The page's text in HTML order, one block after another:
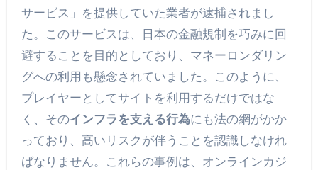
サービス」を提供していた業者が逮捕されまし
た。このサービスは、日本の金融規制を巧みに回
避することを目的としており、マネーロンダリン
グへの利用も懸念されていました。このように、
プレイヤーとしてサイトを利用するだけではな
く、そのインフラを支える行為にも法の網がかか
っており、高いリスクが伴うことを認識しなけれ
ばなりません。これらの事例は、オンラインカジ